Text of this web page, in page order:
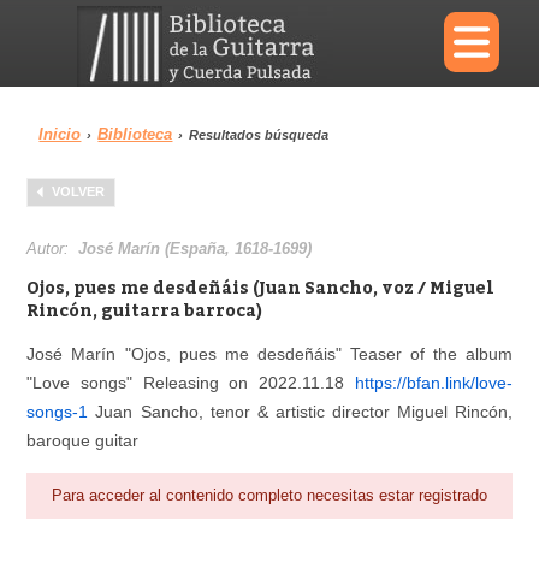
×
Menu
Biblioteca
Área personal
Inicio › Biblioteca › Resultados búsqueda
VOLVER
Autor:José Marín (España, 1618-1699)
Ojos, pues me desdeñáis (Juan Sancho, voz / Miguel
Rincón, guitarra barroca)
José Marín "Ojos, pues me desdeñáis" Teaser of the album
"Love songs" Releasing on 2022.11.18 https://bfan.link/love-
songs-1 Juan Sancho, tenor & artistic director Miguel Rincón,
baroque guitar
Para acceder al contenido completo necesitas estar registrado